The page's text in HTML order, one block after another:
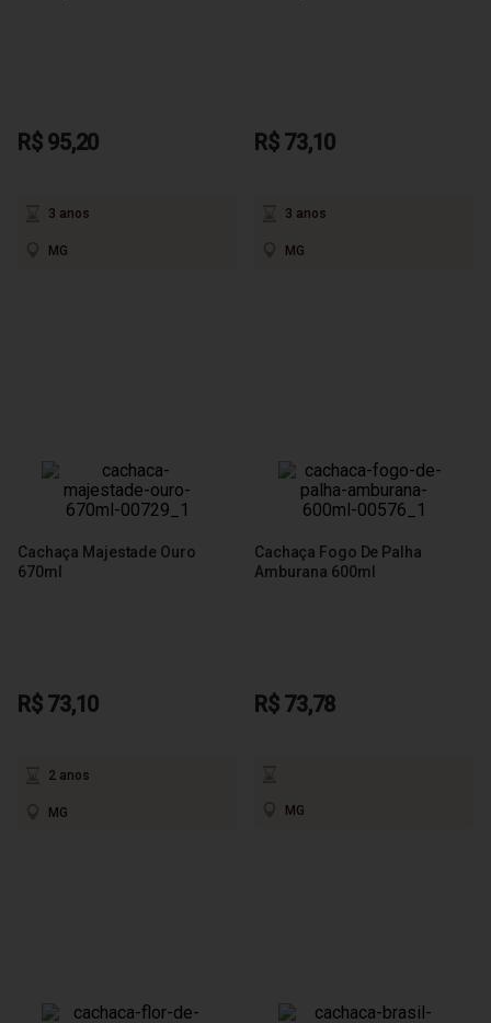
R$ 95,20
3 anos
MG
R$ 73,10
3 anos
MG
Cachaça Majestade Ouro
670ml
R$ 73,10
2 anos
MG
Cachaça Fogo De Palha
Amburana 600ml
R$ 73,78
MG